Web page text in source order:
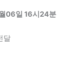
06일 16시24분
달